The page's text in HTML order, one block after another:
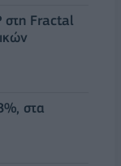
στη Fractal
στα